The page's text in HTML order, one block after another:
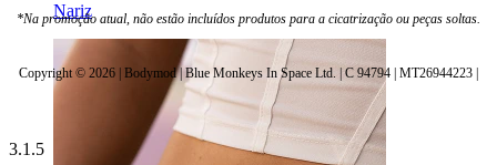
Nariz
*Na promoção atual, não estão incluídos produtos para a cicatrização ou peças soltas.
Copyright © 2026 | Bodymod | Blue Monkeys In Space Ltd. | C 94794 | MT26944223 |
3.1.5